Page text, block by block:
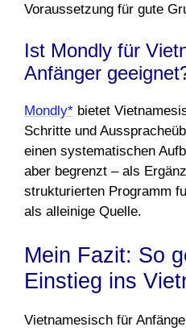
Voraussetzung für gute
Ist Mondly für
Anfänger
Mondly* bietet
Schritte und
einen systematischen
aber begrenzt – als
strukturierten Programm
als alleinige Quelle.
Mein Fazit: So
Einstieg ins
Vietnamesisch für